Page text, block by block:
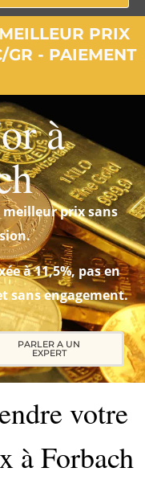
PRIX
GR - PAIEMENT
à
meilleur prix sans
à 11,5%, pas en
sans engagement.
PARLER A UN
EXPERT
votre
à Forbach